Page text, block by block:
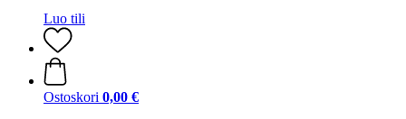
Luo tili
Ostoskori 0,00 €